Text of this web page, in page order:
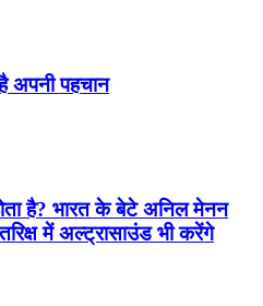
अपनी पहचान
है? भारत के बेटे अनिल मेनन
में अल्ट्रासाउंड भी करेंगे